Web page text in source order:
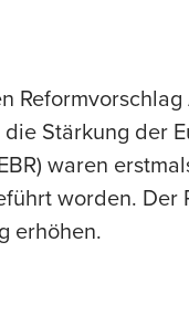
Stärkung der
waren
worden.
erhöhen.